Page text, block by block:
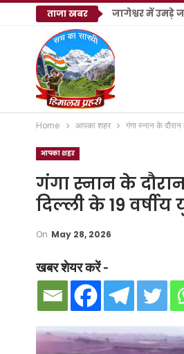
ताजा खबर जागेश्वर में उमड़े
Home आपका शहर गंगा स्नान के
आपका शहर
गंगा स्नान के
दिल्ली के 19
On May 28, 2026
खबर शेयर करें -